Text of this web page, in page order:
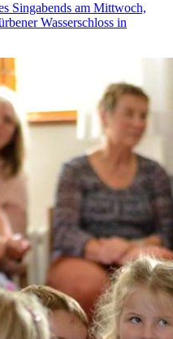
Singabends am Mittwoch,
Wasserschloss in